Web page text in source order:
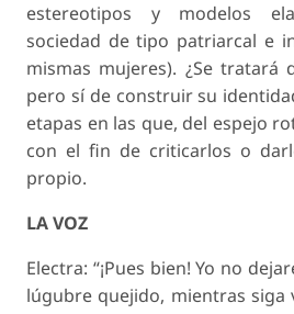
estereotipos y modelos
sociedad de tipo patriarcal e
mismas mujeres). ¿Se tratará
pero sí de construir su
etapas en las que, del espejo
con el fin de criticarlos o
propio.
LA VOZ
Electra: “¡Pues bien! Yo no
lúgubre quejido, mientras siga